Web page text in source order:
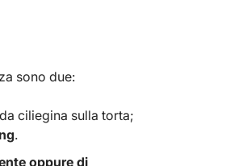
sono due:
ciliegina sulla torta;
.
oppure di